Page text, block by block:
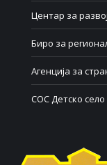
Центар за
Биро за
Агенција за
СОС Детско село